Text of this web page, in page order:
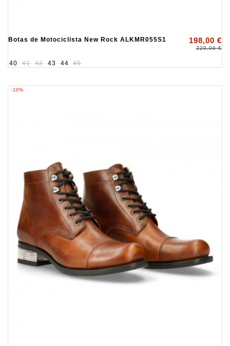
Botas de Motociclista New Rock ALKMR055S1 198,00 €
220,00 €
40 41 42 43 44 45
-10%